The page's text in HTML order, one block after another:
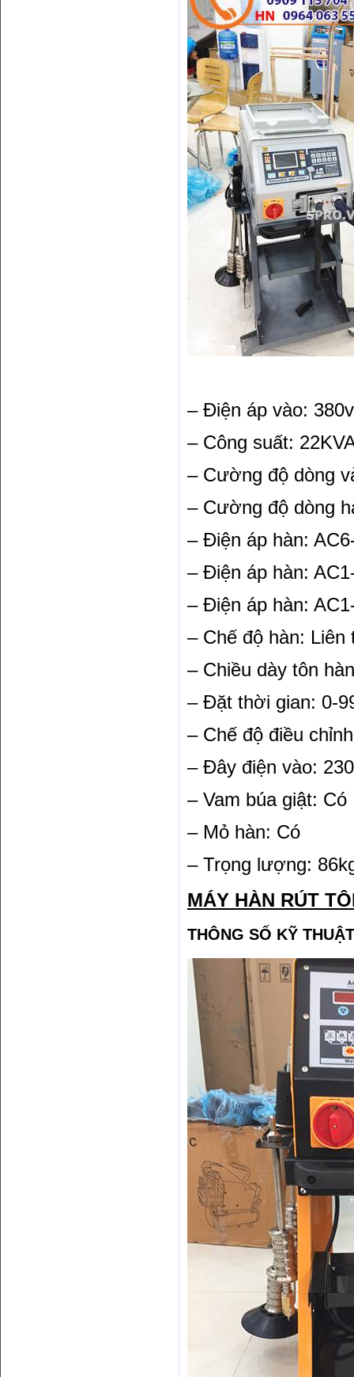
– Điện áp vào:
– Công suất:
– Cường độ dòng
– Cường độ dòng
– Điện áp hàn:
– Điện áp hàn:
– Điện áp hàn:
– Chế độ hàn: Liên
– Chiều dày tôn
– Đặt thời gian: 0-
– Chế độ điều
– Đây điện vào:
– Vam búa giật: Có
– Mỏ hàn: Có
– Trọng lượng:
MÁY HÀN RÚT
THÔNG SỐ KỸ THUẬT